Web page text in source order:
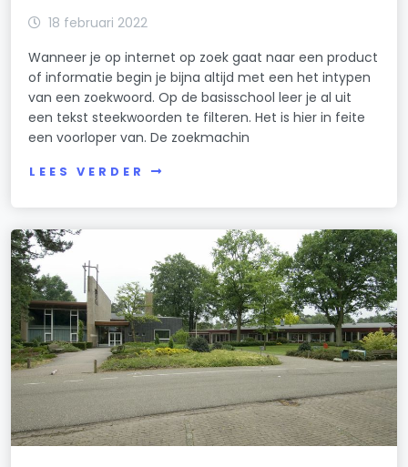
18 februari 2022
Wanneer je op internet op zoek gaat naar een product
of informatie begin je bijna altijd met een het intypen
van een zoekwoord. Op de basisschool leer je al uit
een tekst steekwoorden te filteren. Het is hier in feite
een voorloper van. De zoekmachin
LEES VERDER